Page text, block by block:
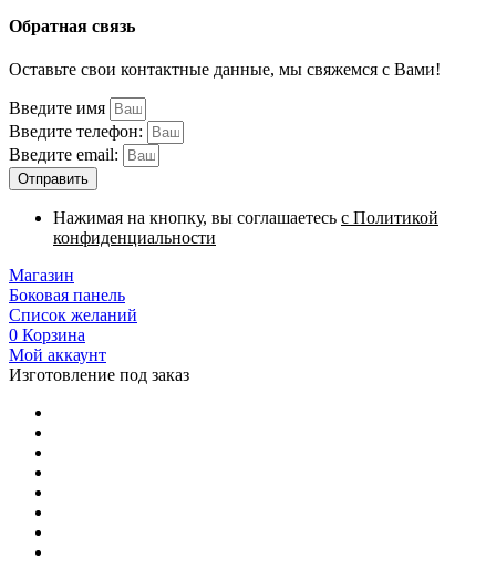
Обратная связь
Оставьте свои контактные данные, мы свяжемся с Вами!
Введите имя
Введите телефон:
Введите email:
Отправить
Нажимая на кнопку, вы соглашаетесь с Политикой
конфиденциальности
Магазин
Боковая панель
Список желаний
0 Корзина
Мой аккаунт
Изготовление под заказ